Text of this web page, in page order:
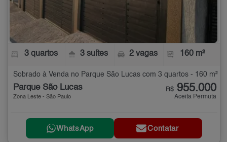
3 quartos 3 suítes 2 vagas 160 m²
Sobrado à Venda no Parque São Lucas com 3 quartos - 160 m²
Parque São Lucas
Zona Leste - São Paulo
R$ 955.000
Aceita Permuta
WhatsApp Contatar